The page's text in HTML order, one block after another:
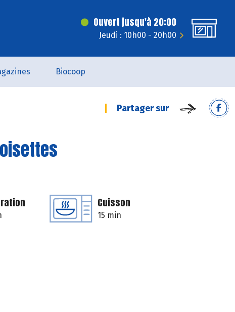
Ouvert jusqu'à 20:00
Jeudi : 10h00 - 20h00
Biocoop
Partager sur
Cuisson
15 min